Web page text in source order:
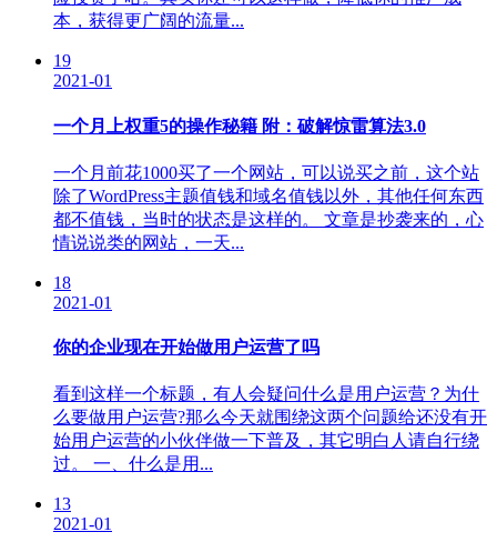
本，获得更广阔的流量...
19
2021-01
一个月上权重5的操作秘籍 附：破解惊雷算法3.0
一个月前花1000买了一个网站，可以说买之前，这个站
除了WordPress主题值钱和域名值钱以外，其他任何东西
都不值钱，当时的状态是这样的。 文章是抄袭来的，心
情说说类的网站，一天...
18
2021-01
你的企业现在开始做用户运营了吗
看到这样一个标题，有人会疑问什么是用户运营？为什
么要做用户运营?那么今天就围绕这两个问题给还没有开
始用户运营的小伙伴做一下普及，其它明白人请自行绕
过。 一、什么是用...
13
2021-01